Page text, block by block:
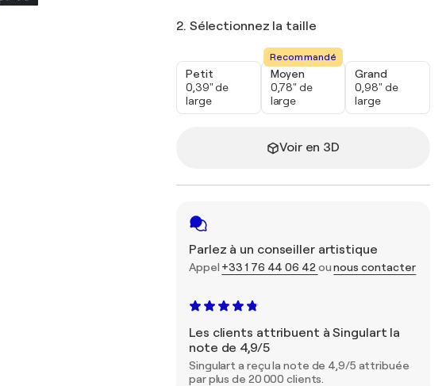
2. Sélectionnez la taille
Petit
0,39" de
large
Recommandé
Moyen
0,78" de
large
Grand
0,98" de
large
Voir en 3D
Parlez à un conseiller artistique
Appel +33 1 76 44 06 42 ounous contacter
Les clients attribuent à Singulart la
note de 4,9/5
Singulart a reçu la note de 4,9/5 attribuée
par plus de 20 000 clients.